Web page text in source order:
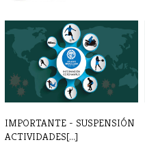
INSCRIPCIONES
PARAESCOLARES 24 - 25
IMPORTANTE - SUSPENSIÓN
ACTIVIDADES[...]